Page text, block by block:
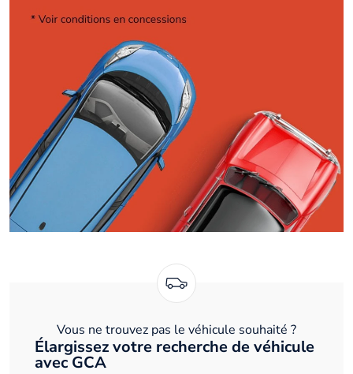
Vous ne trouvez pas le véhicule souhaité ?
Élargissez votre recherche de véhicule
avec GCA